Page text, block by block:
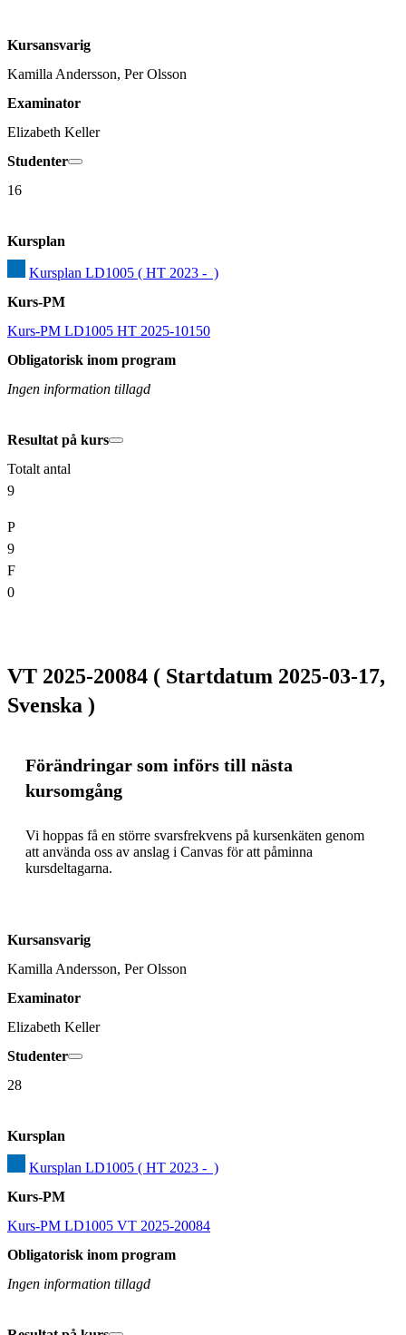
Kursansvarig
Kamilla Andersson, Per Olsson
Examinator
Elizabeth Keller
Studenter
16
Kursplan
Kursplan LD1005 ( HT 2023 -  )
Kurs-PM
Kurs-PM LD1005 HT 2025-10150
Obligatorisk inom program
Ingen information tillagd
Resultat på kurs
Totalt antal
9
P
9
F
0
VT 2025-20084 ( Startdatum 2025-03-17,
Svenska )
Förändringar som införs till nästa
kursomgång
Vi hoppas få en större svarsfrekvens på kursenkäten genom
att använda oss av anslag i Canvas för att påminna
kursdeltagarna.
Kursansvarig
Kamilla Andersson, Per Olsson
Examinator
Elizabeth Keller
Studenter
28
Kursplan
Kursplan LD1005 ( HT 2023 -  )
Kurs-PM
Kurs-PM LD1005 VT 2025-20084
Obligatorisk inom program
Ingen information tillagd